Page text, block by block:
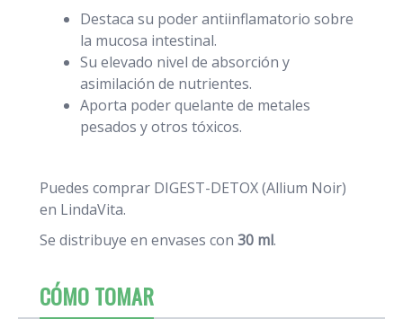
Destaca su poder antiinflamatorio sobre
la mucosa intestinal.
Su elevado nivel de absorción y
asimilación de nutrientes.
Aporta poder quelante de metales
pesados y otros tóxicos.
Puedes comprar DIGEST-DETOX (Allium Noir)
en LindaVita.
Se distribuye en envases con 30 ml.
CÓMO TOMAR